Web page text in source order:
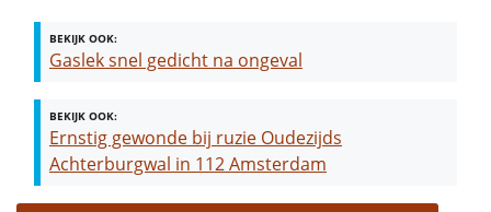
BEKIJK OOK:
Gaslek snel gedicht na ongeval
BEKIJK OOK:
Ernstig gewonde bij ruzie Oudezijds
Achterburgwal in 112 Amsterdam